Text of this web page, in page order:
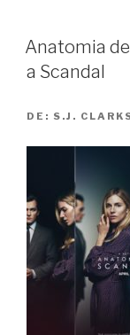
Anatomia
a Scandal
DE: S.J.